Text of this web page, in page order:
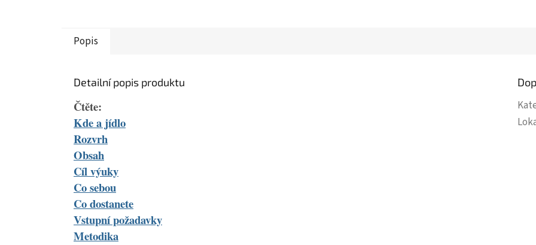
Popis
Detailní popis produktu
Čtěte:
Kde a jídlo
Rozvrh
Obsah
Cíl výuky
Co sebou
Co dostanete
Vstupní požadavky
Metodika